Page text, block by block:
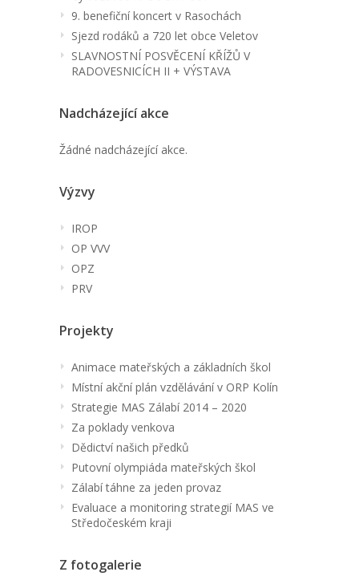
9. benefiční koncert v Rasochách
Sjezd rodáků a 720 let obce Veletov
SLAVNOSTNÍ POSVĚCENÍ KŘÍŽŮ V
RADOVESNICÍCH II + VÝSTAVA
Nadcházející akce
Žádné nadcházející akce.
Výzvy
IROP
OP VVV
OPZ
PRV
Projekty
Animace mateřských a základních škol
Místní akční plán vzdělávání v ORP Kolín
Strategie MAS Zálabí 2014 – 2020
Za poklady venkova
Dědictví našich předků
Putovní olympiáda mateřských škol
Zálabí táhne za jeden provaz
Evaluace a monitoring strategií MAS ve
Středočeském kraji
Z fotogalerie